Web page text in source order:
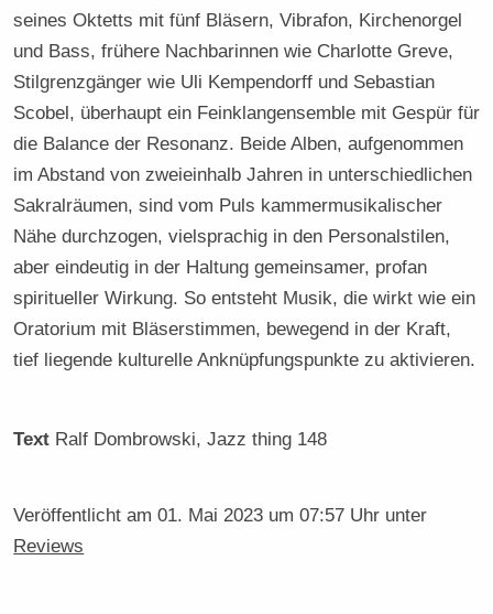
seines Oktetts mit fünf Bläsern, Vibrafon, Kirchenorgel
und Bass, frühere Nachbarinnen wie Charlotte Greve,
Stilgrenzgänger wie Uli Kempendorff und Sebastian
Scobel, überhaupt ein Feinklangensemble mit Gespür für
die Balance der Resonanz. Beide Alben, aufgenommen
im Abstand von zweieinhalb Jahren in unterschiedlichen
Sakralräumen, sind vom Puls kammermusikalischer
Nähe durchzogen, vielsprachig in den Personalstilen,
aber eindeutig in der Haltung gemeinsamer, profan
spiritueller Wirkung. So entsteht Musik, die wirkt wie ein
Oratorium mit Bläserstimmen, bewegend in der Kraft,
tief liegende kulturelle Anknüpfungspunkte zu aktivieren.
Text Ralf Dombrowski, Jazz thing 148
Veröffentlicht am01. Mai 2023 um 07:57 Uhr unter
Reviews